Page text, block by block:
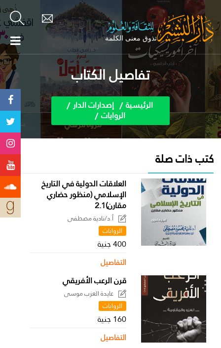
تفاصيل الكتاب
الرئيسية إصدارات الدار
الروايات
كتب ذات صلة
العلاقات الدولية في التاريخ
الإسلامي (منظور حضاري
مقارن)2.1
أ.د/نادية مصطفى
الروايات
400 جنية
التفاصيل
قرن الرعب الأفريقي
عايدة العزب موسى
الروايات
160 جنية
التفاصيل